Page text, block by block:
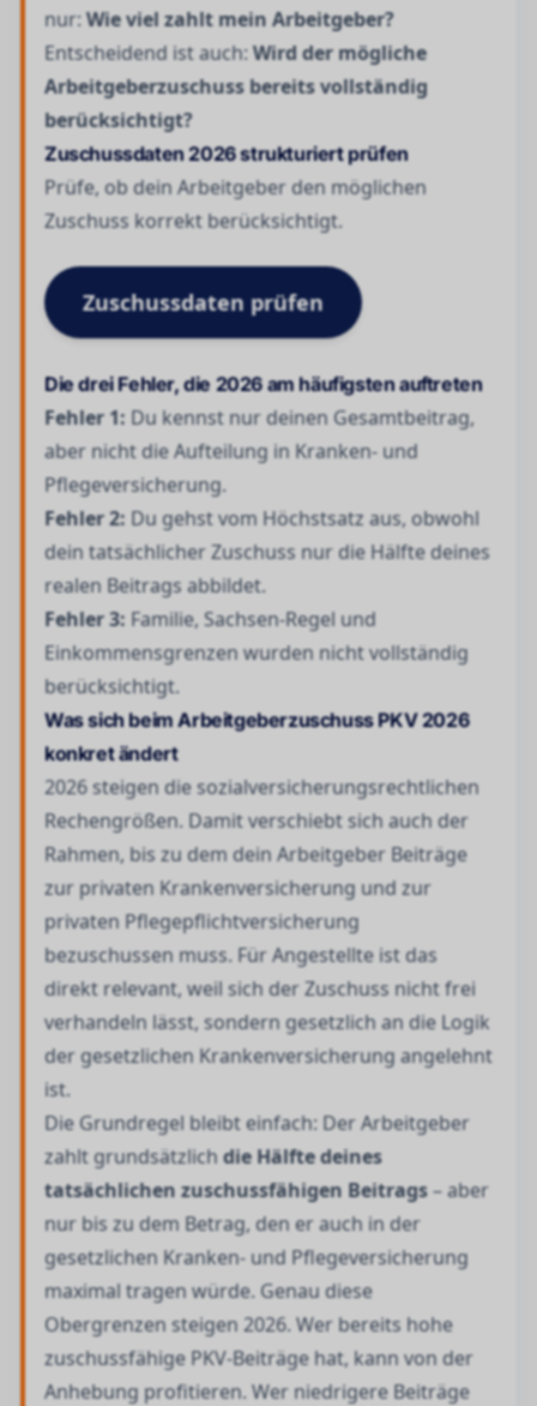
nur:Wie viel zahlt mein Arbeitgeber?
Entscheidend ist auch:Wird der mögliche
Arbeitgeberzuschuss bereits vollständig
berücksichtigt?
Zuschussdaten 2026 strukturiert prüfen
Prüfe, ob dein Arbeitgeber den möglichen
Zuschuss korrekt berücksichtigt.
Zuschussdaten prüfen
Die drei Fehler, die 2026 am häufigsten auftreten
Fehler 1: Du kennst nur deinen Gesamtbeitrag,
aber nicht die Aufteilung in Kranken- und
Pflegeversicherung.
Fehler 2: Du gehst vom Höchstsatz aus, obwohl
dein tatsächlicher Zuschuss nur die Hälfte deines
realen Beitrags abbildet.
Fehler 3: Familie, Sachsen-Regel und
Einkommensgrenzen wurden nicht vollständig
berücksichtigt.
Was sich beim Arbeitgeberzuschuss PKV 2026
konkret ändert
2026 steigen die sozialversicherungsrechtlichen
Rechengrößen. Damit verschiebt sich auch der
Rahmen, bis zu dem dein Arbeitgeber Beiträge
zur privaten Krankenversicherung und zur
privaten Pflegepflichtversicherung
bezuschussen muss. Für Angestellte ist das
direkt relevant, weil sich der Zuschuss nicht frei
verhandeln lässt, sondern gesetzlich an die Logik
der gesetzlichen Krankenversicherung angelehnt
ist.
Die Grundregel bleibt einfach: Der Arbeitgeber
zahlt grundsätzlichdie Hälfte deines
tatsächlichen zuschussfähigen Beitrags– aber
nur bis zu dem Betrag, den er auch in der
gesetzlichen Kranken- und Pflegeversicherung
maximal tragen würde. Genau diese
Obergrenzen steigen 2026. Wer bereits hohe
zuschussfähige PKV-Beiträge hat, kann von der
Anhebung profitieren. Wer niedrigere Beiträge